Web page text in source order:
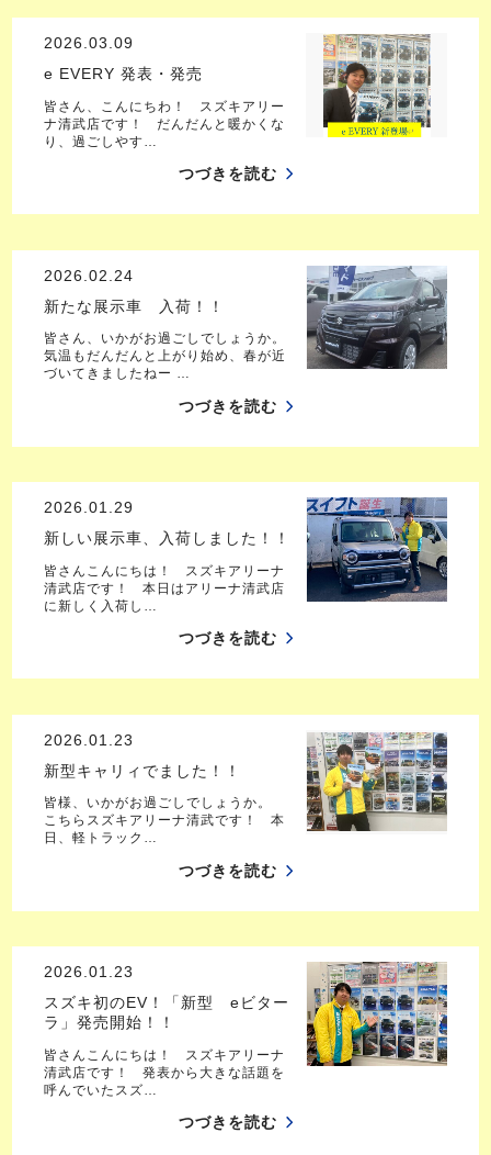
2026.03.09
e EVERY 発表・発売
皆さん、こんにちわ！ スズキアリー
ナ清武店です！ だんだんと暖かくな
り、過ごしやす…
つづきを読む
2026.02.24
新たな展示車 入荷！！
皆さん、いかがお過ごしでしょうか。
気温もだんだんと上がり始め、春が近
づいてきましたねー …
つづきを読む
2026.01.29
新しい展示車、入荷しました！！
皆さんこんにちは！ スズキアリーナ
清武店です！ 本日はアリーナ清武店
に新しく入荷し…
つづきを読む
2026.01.23
新型キャリィでました！！
皆様、いかがお過ごしでしょうか。
こちらスズキアリーナ清武です！ 本
日、軽トラック…
つづきを読む
2026.01.23
スズキ初のEV！「新型 eビター
ラ」発売開始！！
皆さんこんにちは！ スズキアリーナ
清武店です！ 発表から大きな話題を
呼んでいたスズ…
つづきを読む